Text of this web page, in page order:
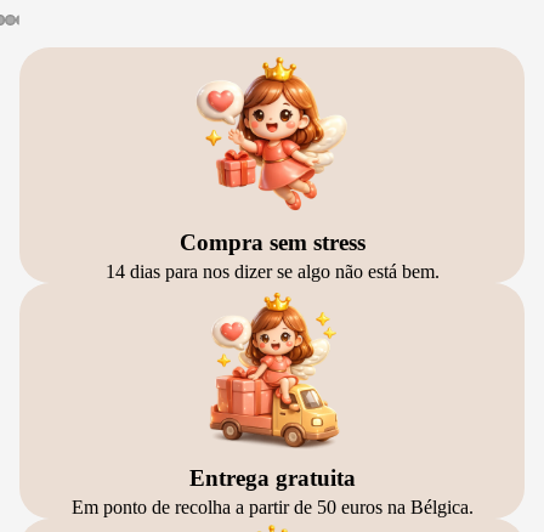
Compra sem stress
14 dias para nos dizer se algo não está bem.
Entrega gratuita
Em ponto de recolha a partir de 50 euros na Bélgica.